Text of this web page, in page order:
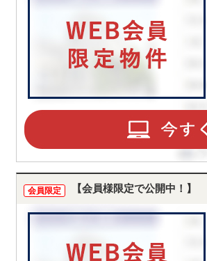
会員限定 【会員様限定で公開中！】